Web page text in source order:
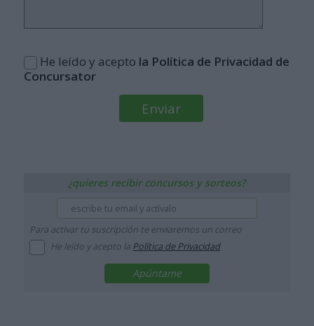
He leído y acepto la Política de Privacidad de
Concursator
¿quieres recibir concursos y sorteos?
Para activar tu suscripción te enviaremos un correo
He leído y acepto la Política de Privacidad